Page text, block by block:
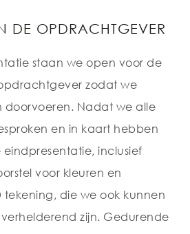
DE OPDRACHTGEVER
staan we open voor de
zodat we
doorvoeren. Nadat we alle
en in kaart hebben
inclusief
voor kleuren en
tekening, die we ook kunnen
zijn. Gedurende